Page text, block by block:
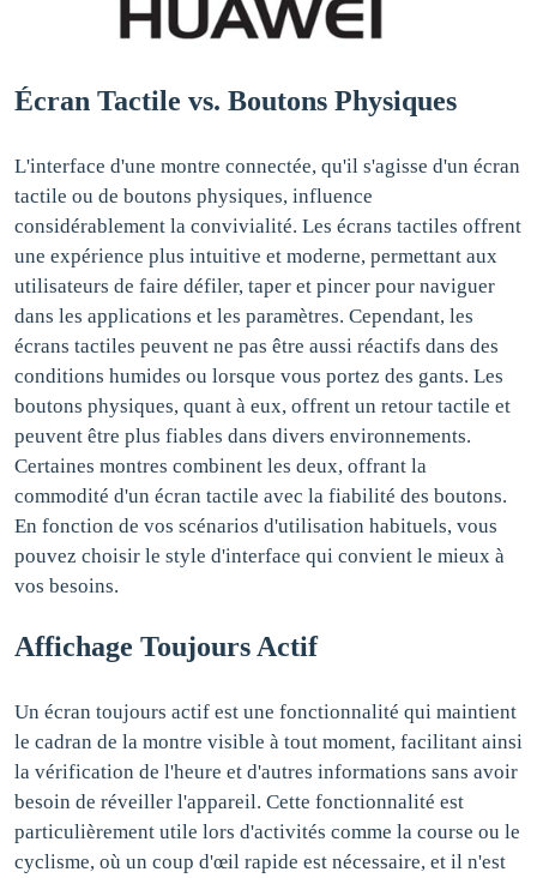
Écran Tactile vs. Boutons Physiques
L'interface d'une montre connectée, qu'il s'agisse d'un écran
tactile ou de boutons physiques, influence
considérablement la convivialité. Les écrans tactiles offrent
une expérience plus intuitive et moderne, permettant aux
utilisateurs de faire défiler, taper et pincer pour naviguer
dans les applications et les paramètres. Cependant, les
écrans tactiles peuvent ne pas être aussi réactifs dans des
conditions humides ou lorsque vous portez des gants. Les
boutons physiques, quant à eux, offrent un retour tactile et
peuvent être plus fiables dans divers environnements.
Certaines montres combinent les deux, offrant la
commodité d'un écran tactile avec la fiabilité des boutons.
En fonction de vos scénarios d'utilisation habituels, vous
pouvez choisir le style d'interface qui convient le mieux à
vos besoins.
Affichage Toujours Actif
Un écran toujours actif est une fonctionnalité qui maintient
le cadran de la montre visible à tout moment, facilitant ainsi
la vérification de l'heure et d'autres informations sans avoir
besoin de réveiller l'appareil. Cette fonctionnalité est
particulièrement utile lors d'activités comme la course ou le
cyclisme, où un coup d'œil rapide est nécessaire, et il n'est